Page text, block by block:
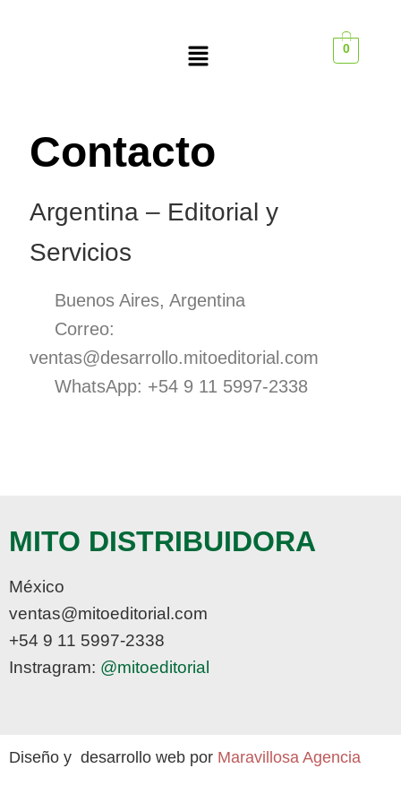
0
Contacto
Argentina – Editorial y
Servicios
Buenos Aires, Argentina
Correo:
ventas@desarrollo.mitoeditorial.com
WhatsApp: +54 9 11 5997-2338
MITO DISTRIBUIDORA
México
ventas@mitoeditorial.com
+54 9 11 5997-2338
Instragram: @mitoeditorial
Diseño y desarrollo web por Maravillosa Agencia